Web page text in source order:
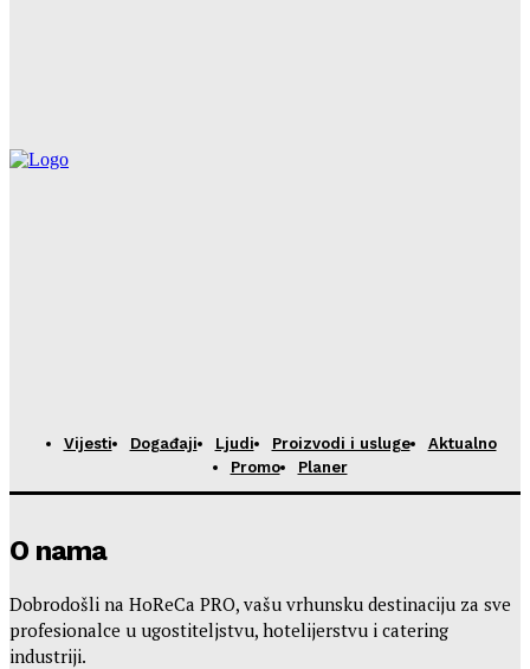
Vijesti Događaji Ljudi Proizvodi i usluge
Aktualno
Promo
Planer
O nama
Dobrodošli na HoReCa PRO, vašu vrhunsku destinaciju za sve
profesionalce u ugostiteljstvu, hotelijerstvu i catering
industriji.